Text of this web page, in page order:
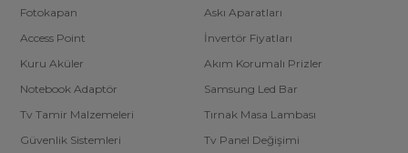
Fotokapan
Askı Aparatları
Access Point
İnvertör Fiyatları
Kuru Aküler
Akım Korumalı Prizler
Notebook Adaptör
Samsung Led Bar
Tv Tamir Malzemeleri
Tırnak Masa Lambası
Güvenlik Sistemleri
Tv Panel Değişimi